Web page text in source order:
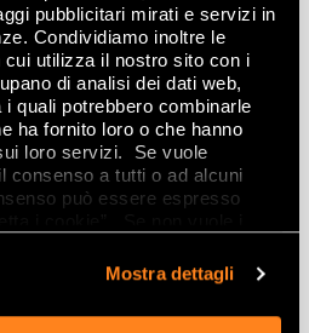
pubblicitari mirati e servizi in
Condividiamo inoltre le
utilizza il nostro sito con i
di analisi dei dati web,
quali potrebbero combinarle
ha fornito loro o che hanno
loro servizi. Se vuole
consenso a tutti o ad alcuni
può essere espresso
Mostra dettagli